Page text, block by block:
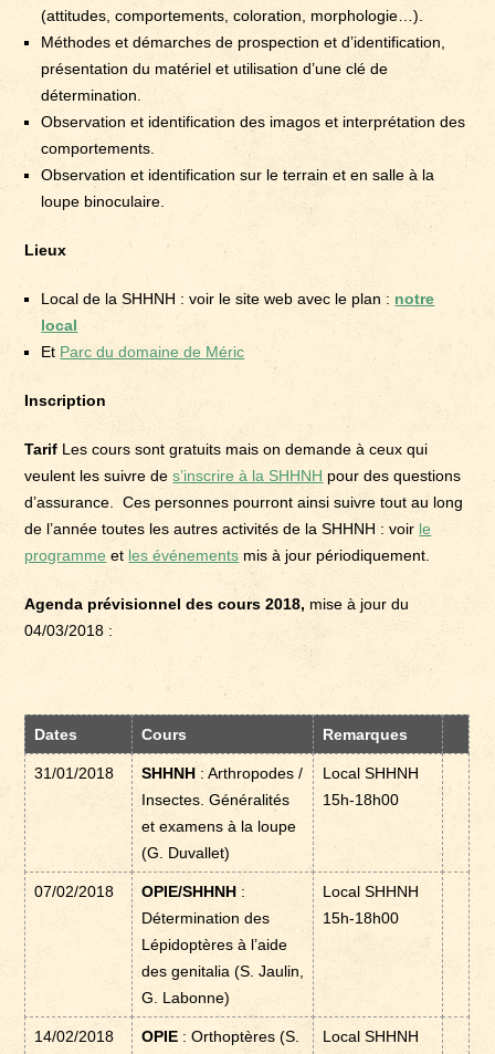
(attitudes, comportements, coloration, morphologie…).
Méthodes et démarches de prospection et d’identification,
présentation du matériel et utilisation d’une clé de
détermination.
Observation et identification des imagos et interprétation des
comportements.
Observation et identification sur le terrain et en salle à la
loupe binoculaire.
Lieux
Local de la SHHNH : voir le site web avec le plan : notre
local
Et Parc du domaine de Méric
Inscription
Tarif Les cours sont gratuits mais on demande à ceux qui
veulent les suivre des’inscrire à la SHHNH pour des questions
d’assurance. Ces personnes pourront ainsi suivre tout au long
de l’année toutes les autres activités de la SHHNH : voir le
programme et les événements mis à jour périodiquement.
Agenda prévisionnel des cours 2018, mise à jour du
04/03/2018 :
Dates Cours Remarques
31/01/2018 SHHNH : Arthropodes /
Insectes. Généralités
et examens à la loupe
(G. Duvallet)
Local SHHNH
15h-18h00
07/02/2018 OPIE/SHHNH :
Détermination des
Lépidoptères à l’aide
des genitalia (S. Jaulin,
G. Labonne)
Local SHHNH
15h-18h00
14/02/2018 OPIE : Orthoptères (S.
Local SHHNH